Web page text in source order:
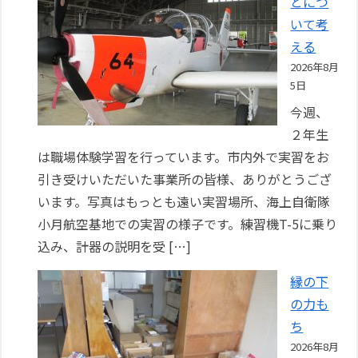
いて考
える
2026年8月
5日
今週、
２年生
は職場体験学習を行っています。市内外で実習をお
引き受けいただいた事業所の皆様、ありがとうござ
います。写真はもっとも遠い実習場所、海上自衛隊
小月航空基地での実習の様子です。練習機T-5に乗り
込み、計器の説明を受 […]
縁の下
の力も
ち
2026年8月